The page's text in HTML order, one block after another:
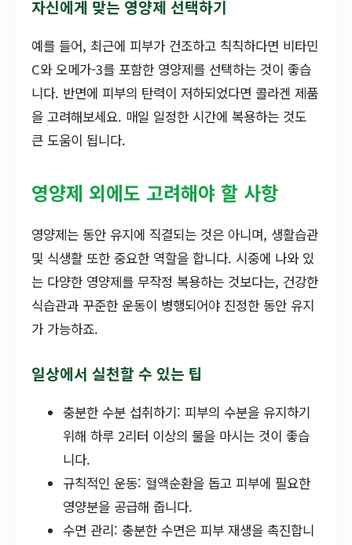
자신에게 맞는 영양제 선택하기
예를 들어, 최근에 피부가 건조하고 칙칙하다면 비타민
C와 오메가-3를 포함한 영양제를 선택하는 것이 좋습
니다. 반면에 피부의 탄력이 저하되었다면 콜라겐 제품
을 고려해보세요. 매일 일정한 시간에 복용하는 것도
큰 도움이 됩니다.
영양제 외에도 고려해야 할 사항
영양제는 동안 유지에 직결되는 것은 아니며, 생활습관
및 식생활 또한 중요한 역할을 합니다. 시중에 나와 있
는 다양한 영양제를 무작정 복용하는 것보다는, 건강한
식습관과 꾸준한 운동이 병행되어야 진정한 동안 유지
가 가능하죠.
일상에서 실천할 수 있는 팁
충분한 수분 섭취하기: 피부의 수분을 유지하기
위해 하루 2리터 이상의 물을 마시는 것이 좋습
니다.
규칙적인 운동: 혈액순환을 돕고 피부에 필요한
영양분을 공급해 줍니다.
수면 관리: 충분한 수면은 피부 재생을 촉진합니